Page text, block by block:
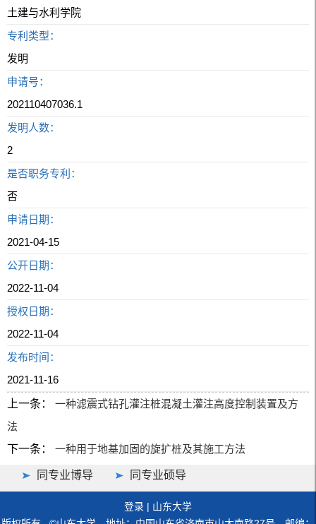
土建与水利学院
专利类型：
发明
申请号：
202110407036.1
发明人数：
2
是否职务专利：
否
申请日期：
2021-04-15
公开日期：
2022-11-04
授权日期：
2022-11-04
发布时间：
2021-11-16
上一条：
一种滤震式钻孔灌注桩混凝土灌注高度控制装置及方
法
下一条：
一种用于地基加固的旋扩桩及其施工方法
同专业博导 同专业硕导
登录 | 山东大学